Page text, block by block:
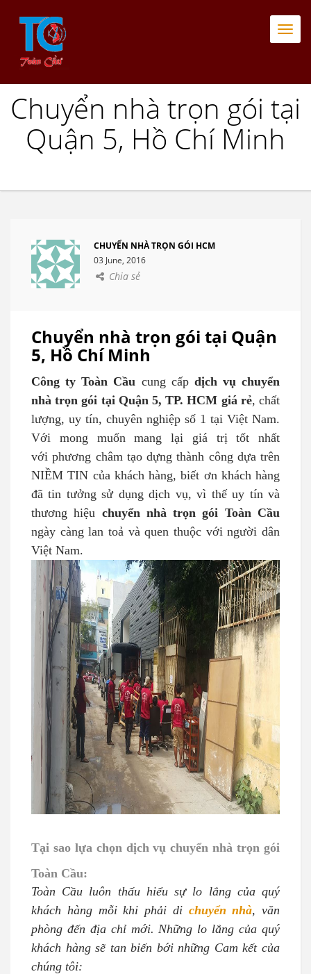
Chuyển nhà trọn gói tại
Quận 5, Hồ Chí Minh
CHUYỂN NHÀ TRỌN GÓI HCM
03 June, 2016
Chia sẻ
Chuyển nhà trọn gói tại Quận
5, Hồ Chí Minh
Công ty Toàn Cầu cung cấp dịch vụ chuyển
nhà trọn gói tại Quận 5, TP. HCM giá rẻ, chất
lượng, uy tín, chuyên nghiệp số 1 tại Việt Nam.
Với mong muốn mang lại giá trị tốt nhất
với phương châm tạo dựng thành công dựa trên
NIỀM TIN của khách hàng, biết ơn khách hàng
đã tin tưởng sử dụng dịch vụ, vì thế uy tín và
thương hiệu chuyển nhà trọn gói Toàn Cầu
ngày càng lan toả và quen thuộc với người dân
Việt Nam.
Tại sao lựa chọn dịch vụ chuyển nhà trọn gói
Toàn Cầu:
Toàn Cầu luôn thấu hiểu sự lo lắng của quý
khách hàng mỗi khi phải di chuyển nhà, văn
phòng đến địa chỉ mới. Những lo lắng của quý
khách hàng sẽ tan biến bới những Cam kết của
chúng tôi: